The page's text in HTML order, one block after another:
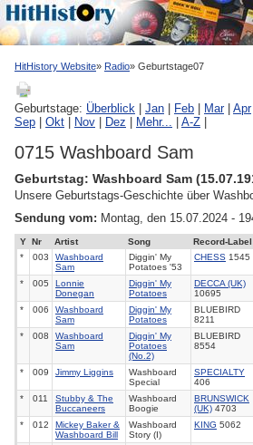
HitHistory Website Radio Geburtstage07
Geburtstage: Überblick Jan Feb Mar| Apr
Sep
Okt Nov Dez Mehr... A-Z
0715 Washboard Sam
Geburtstag: Washboard Sam
Unsere Geburtstags-Geschichte über
Sendung vom: Montag, den 15.07.2024 -
Y Nr Artist Song Record-Label
*
003
Washboard
Sam
Diggin' My
Potatoes '53
CHESS 1545
* 005
Lonnie
Donegan
Diggin' My
Potatoes
DECCA (UK)
10695
* 006
Washboard
Sam
Diggin' My
Potatoes
BLUEBIRD
8211
* 008
Washboard
Sam
Diggin' My
Potatoes
(No.2)
BLUEBIRD
8554
* 009 Jimmy Liggins
Washboard
Special
SPECIALTY
406
* 011
Stubby & The
Buccaneers
Washboard
Boogie
BRUNSWICK
(UK) 4703
* 012
Mickey Baker &
Washboard Bill
Washboard
Story (I)
KING 5062